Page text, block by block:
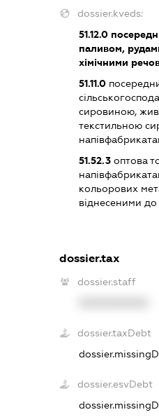
dossier.kveds:
51.12.0
паливом,
хімічними
51.11.0
сировиною,
текстильною
51.52.3 оптова
кольорових
віднесеними до
dossier.tax
dossier.staff
dossier.taxDebt
dossier.esvDebt